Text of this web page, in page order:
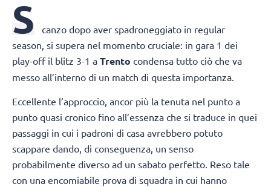
S canzo dopo aver spadroneggiato in regular
season, si supera nel momento cruciale: in gara 1 dei
play-off il blitz 3-1 a Trento condensa tutto ciò che va
messo all’interno di un match di questa importanza.
Eccellente l’approccio, ancor più la tenuta nel punto a
punto quasi cronico fino all’essenza che si traduce in quei
passaggi in cui i padroni di casa avrebbero potuto
scappare dando, di conseguenza, un senso
probabilmente diverso ad un sabato perfetto. Reso tale
con una encomiabile prova di squadra in cui hanno